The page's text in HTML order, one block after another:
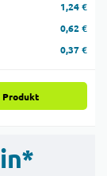
1,24 €
0,62 €
0,37 €
Produkt